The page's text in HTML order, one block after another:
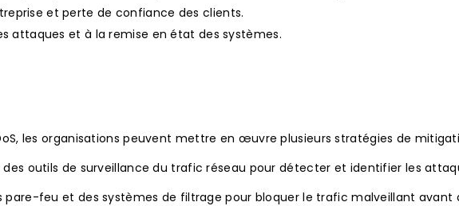
et perte de confiance des clients.
attaques et à la remise en état des systèmes.
les organisations peuvent mettre en œuvre plusieurs stratégies de
des outils de surveillance du trafic réseau pour détecter et identifier les
feu et des systèmes de filtrage pour bloquer le trafic malveillant avant